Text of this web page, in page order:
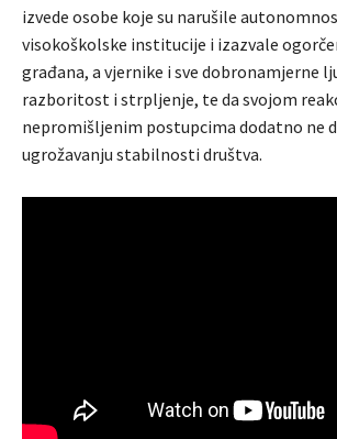
izvede osobe koje su narušile
visokoškolske institucije i izazvale
građana, a vjernike i sve dobronamjerne
razboritost i strpljenje, te da svojom
nepromišljenim postupcima dodatno ne
ugrožavanju stabilnosti društva.